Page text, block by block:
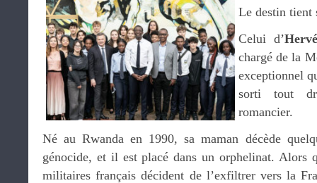
Le destin tient
Celui d’
chargé de la
exceptionnel
sorti tout
romancier.
Né au Rwanda en 1990, sa maman décède
génocide, et il est placé dans un orphelinat. Alors
militaires français décident de l’exfiltrer vers la